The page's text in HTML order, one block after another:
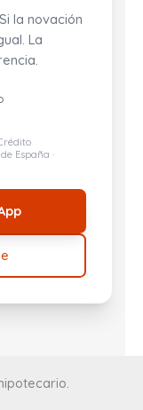
la novación
La
España ·